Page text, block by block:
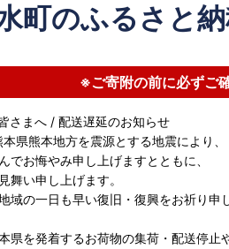
町のふるさと
※ご寄附の前に必ずご
さまへ / 配送遅延のお知らせ
県熊本地方を震源とする地震により、
でお悔やみ申し上げますとともに、
舞い申し上げます。
域の一日も早い復旧・復興をお祈り申
県を発着するお荷物の集荷・配送停止や